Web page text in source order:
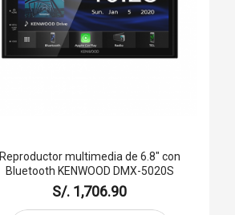
Reproductor multimedia de 6.8" con
Bluetooth KENWOOD DMX-5020S
S/. 1,706.90